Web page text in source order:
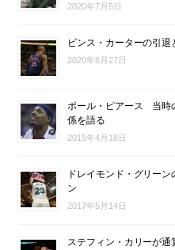
2020年7月5日
ビンス・カーターの引
2020年6月27日
ポール・ピアース 当時
係を語る
2015年4月18日
ドレイモンド・グリー
ン
2017年5月14日
ステフィン・カリーが